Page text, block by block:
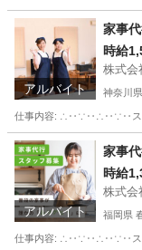
東京 文京区 湯島
アルバイト
家事
時給
株式会
神奈川
仕事内容: ∴‥∵‥∴‥∵‥スタ
神奈川 藤沢市 藤
アルバイト
家事
時給
株式会
福岡県
仕事内容: ∴‥∵‥∴‥∵‥スタ